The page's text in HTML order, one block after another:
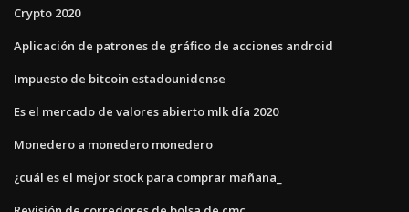
Crypto 2020
Aplicación de patrones de gráfico de acciones android
Impuesto de bitcoin estadounidense
Es el mercado de valores abierto mlk día 2020
Monedero a monedero monedero
¿cuál es el mejor stock para comprar mañana_